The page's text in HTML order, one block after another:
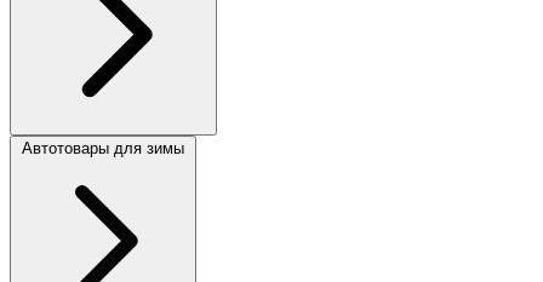
Автотовары для зимы